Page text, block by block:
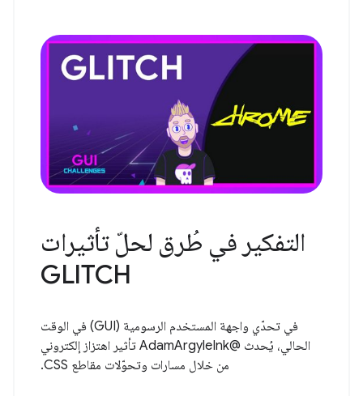
التفكير في طُرق لحلّ تأثيرات
GLITCH
في تحدّي واجهة المستخدم الرسومية (GUI) في الوقت
الحالي، يُحدث @AdamArgyleInk تأثير اهتزاز إلكتروني
من خلال مسارات وتحوّلات مقاطع CSS.